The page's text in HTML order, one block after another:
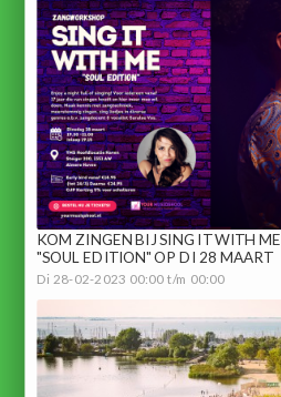
KOM ZINGEN BIJ SING IT WITH
"SOUL EDITION" OP DI 28 MAART
Di 28-02-2023 00:00 t/m 00:00